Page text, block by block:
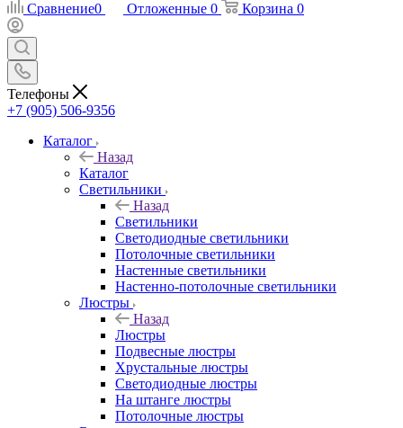
Сравнение0 Отложенные 0 Корзина 0
Телефоны
+7 (905) 506-9356
Каталог
Назад
Каталог
Светильники
Назад
Светильники
Светодиодные светильники
Потолочные светильники
Настенные светильники
Настенно-потолочные светильники
Люстры
Назад
Люстры
Подвесные люстры
Хрустальные люстры
Светодиодные люстры
На штанге люстры
Потолочные люстры